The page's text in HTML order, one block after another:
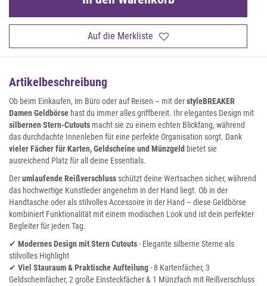
Auf die Merkliste
Artikelbeschreibung
Ob beim Einkaufen, im Büro oder auf Reisen – mit derstyleBREAKER
Damen Geldbörse hast du immer alles griffbereit. Ihr elegantes Design mit
silbernen Stern-Cutouts macht sie zu einem echten Blickfang, während
das durchdachte Innenleben für eine perfekte Organisation sorgt. Dank
vieler Fächer für Karten, Geldscheine und Münzgeld bietet sie
ausreichend Platz für all deine Essentials.
Derumlaufende Reißverschluss schützt deine Wertsachen sicher, während
das hochwertige Kunstleder angenehm in der Hand liegt. Ob in der
Handtasche oder als stilvolles Accessoire in der Hand – diese Geldbörse
kombiniert Funktionalität mit einem modischen Look und ist dein perfekter
Begleiter für jeden Tag.
✔ Modernes Design mit Stern Cutouts- Elegante silberne Sterne als
stilvolles Highlight
✔ Viel Stauraum & Praktische Aufteilung- 8 Kartenfächer, 3
Geldscheinfächer, 2 große Einsteckfächer & 1 Münzfach mit Reißverschluss